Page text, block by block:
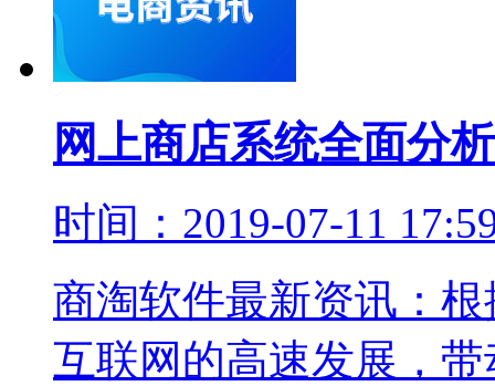
网上商店系统全面分析
时间：2019-07-11
商淘软件最新资讯：
互联网的高速发展，